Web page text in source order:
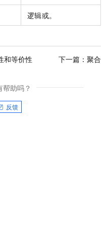
逻辑或。
和等价性 下一篇： 聚合
助吗？
反馈